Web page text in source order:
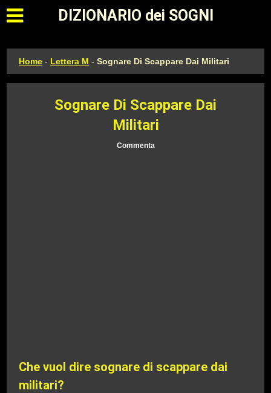
Apri il menu principale
DIZIONARIO dei SOGNI
Home - Lettera M -Sognare Di Scappare Dai Militari
Sognare Di Scappare Dai
Militari
Commenta
Che vuol dire sognare di scappare dai
militari?